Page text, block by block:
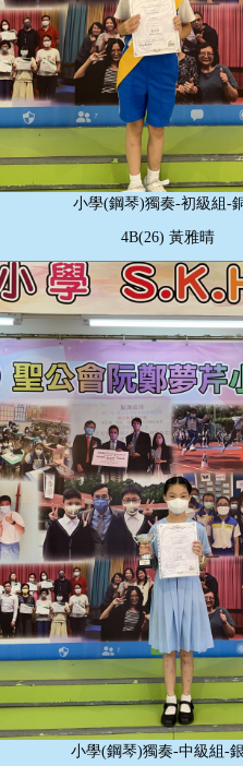
小學(鋼琴)獨奏-初級組-
4B(26) 黃雅晴
小學(鋼琴)獨奏-中級組-